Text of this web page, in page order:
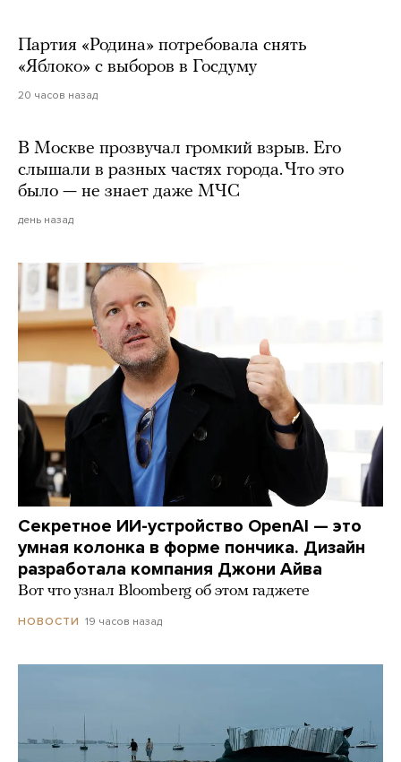
Партия «Родина» потребовала снять
«Яблоко» с выборов в Госдуму
20 часов назад
В Москве прозвучал громкий взрыв. Его
слышали в разных частях города. Что это
было — не знает даже МЧС
день назад
Секретное ИИ-устройство OpenAI — это
умная колонка в форме пончика. Дизайн
разработала компания Джони Айва
Вот что узнал Bloomberg об этом гаджете
НОВОСТИ 19 часов назад